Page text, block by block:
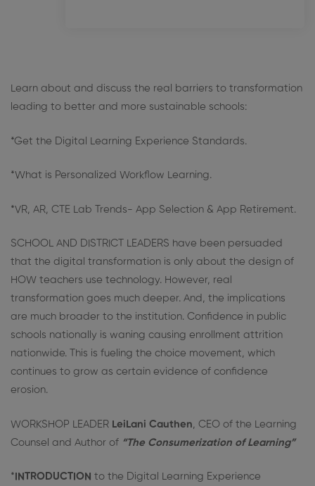
Learn about and discuss the real barriers to transformation
leading to better and more sustainable schools:
*Get the Digital Learning Experience Standards.
*What is Personalized Workflow Learning.
*VR, AR, CTE Lab Trends- App Selection & App Retirement.
SCHOOL AND DISTRICT LEADERS have been persuaded
that the digital transformation is only about the design of
HOW teachers use technology. However, real
transformation goes much deeper. And, the implications
are much broader to the institution. Confidence in public
schools nationally is waning causing enrollment attrition
nationwide. This is fueling the choice movement, which
continues to grow as certain evidence of confidence
erosion.
WORKSHOP LEADER LeiLani Cauthen , CEO of the Learning
Counsel and Author of “The Consumerization of Learning”
* INTRODUCTION to the Digital Learning Experience